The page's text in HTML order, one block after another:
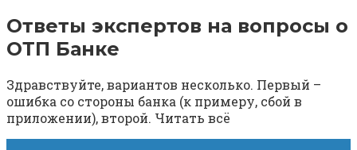
Ответы экспертов на вопросы о
ОТП Банке
Здравствуйте, вариантов несколько. Первый –
ошибка со стороны банка (к примеру, сбой в
приложении), второй. Читать всё